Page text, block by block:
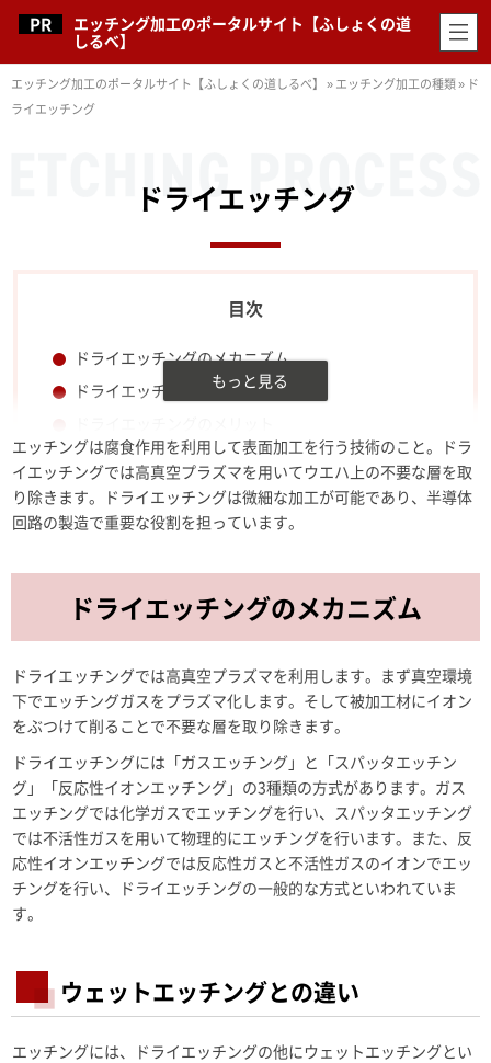
エッチング加工のポータルサイト【ふしょくの道
しるべ】
エッチング加工のポータルサイト【ふしょくの道しるべ】 »エッチング加工の種類» ド
ライエッチング
ドライエッチング
ドライエッチングのメカニズム
ドライエッチングの加工工程
ドライエッチングのデメリット
半導体製造にはドライエッチングがおすすめ
エッチングは腐食作用を利用して表面加工を行う技術のこと。ドラ
イエッチングでは高真空プラズマを用いてウエハ上の不要な層を取
り除きます。ドライエッチングは微細な加工が可能であり、半導体
回路の製造で重要な役割を担っています。
ドライエッチングのメカニズム
ドライエッチングでは高真空プラズマを利用します。まず真空環境
下でエッチングガスをプラズマ化します。そして被加工材にイオン
をぶつけて削ることで不要な層を取り除きます。
ドライエッチングには「ガスエッチング」と「スパッタエッチン
グ」「反応性イオンエッチング」の3種類の方式があります。ガス
エッチングでは化学ガスでエッチングを行い、スパッタエッチング
では不活性ガスを用いて物理的にエッチングを行います。また、反
応性イオンエッチングでは反応性ガスと不活性ガスのイオンでエッ
チングを行い、ドライエッチングの一般的な方式といわれていま
す。
ウェットエッチングとの違い
エッチングには、ドライエッチングの他にウェットエッチングとい